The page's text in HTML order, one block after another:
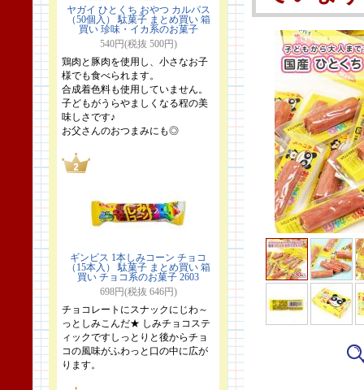
ヤガイ ひとくち おやつ カルパス
（50個入） 駄菓子 まとめ買い 箱
買い 珍味・イカ系のお菓子
540円(税抜 500円)
鶏肉と豚肉を使用し、小さなお子
様でも食べられます。
合成着色料も使用していません。
子どもがうらやましくなる程の美
味しさです♪
お父さんのおつまみにも◎
ギンビス 1本しみコーン チョコ
（15本入） 駄菓子 まとめ買い 箱
買い チョコ系のお菓子 2603
698円(税抜 646円)
チョコレートにスナックにじわ～
っとしみこんだ★ しみチョコステ
ィックですしっとりと後からチョ
コの風味がふわっと口の中に広が
ります。